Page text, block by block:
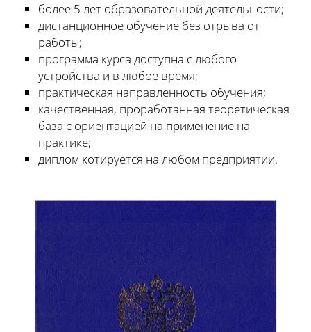
более 5 лет образовательной деятельности;
дистанционное обучение без отрыва от
работы;
программа курса доступна с любого
устройства и в любое время;
практическая направленность обучения;
качественная, проработанная теоретическая
база с ориентацией на применение на
практике;
диплом котируется на любом предприятии.